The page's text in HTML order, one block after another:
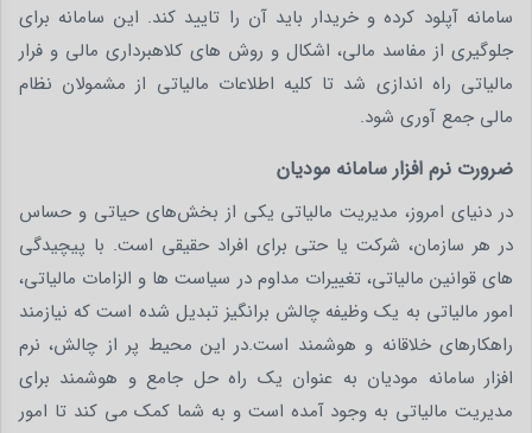
سامانه آپلود کرده و خریدار باید آن را تایید کند. این سامانه برای
جلوگیری از مفاسد مالی، اشکال و روش های کلاهبرداری مالی و فرار
مالیاتی راه اندازی شد تا کلیه اطلاعات مالیاتی از مشمولان نظام
مالی جمع آوری شود.
ضرورت نرم افزار سامانه مودیان
در دنیای امروز، مدیریت مالیاتی یکی از بخش‌های حیاتی و حساس
در هر سازمان، شرکت یا حتی برای افراد حقیقی است. با پیچیدگی‌
های قوانین مالیاتی، تغییرات مداوم در سیاست ‌ها و الزامات مالیاتی،
امور مالیاتی به یک وظیفه چالش ‌برانگیز تبدیل شده است که نیازمند
راهکارهای خلاقانه و هوشمند است.در این محیط پر از چالش، نرم
افزار سامانه مودیان به عنوان یک راه حل جامع و هوشمند برای
مدیریت مالیاتی به وجود آمده است و به شما کمک می ‌کند تا امور